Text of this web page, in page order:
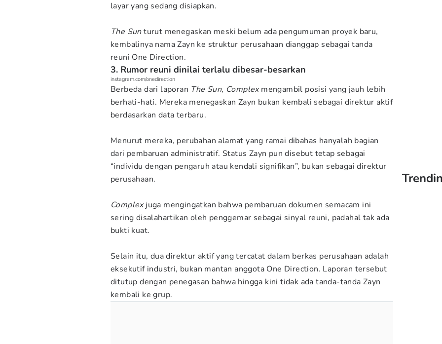
layar yang sedang disiapkan.
The Sunturut menegaskan meski belum ada pengumuman proyek baru,
kembalinya nama Zayn ke struktur perusahaan dianggap sebagai tanda
reuni One Direction.
3. Rumor reuni dinilai terlalu dibesar-besarkan
instagram.com/onedirection
Berbeda dari laporan The Sun, Complexmengambil posisi yang jauh lebih
berhati-hati. Mereka menegaskan Zayn bukan kembali sebagai direktur aktif
berdasarkan data terbaru.
Menurut mereka, perubahan alamat yang ramai dibahas hanyalah bagian
dari pembaruan administratif. Status Zayn pun disebut tetap sebagai
“individu dengan pengaruh atau kendali signifikan”, bukan sebagai direktur
perusahaan.
Complexjuga mengingatkan bahwa pembaruan dokumen semacam ini
sering disalahartikan oleh penggemar sebagai sinyal reuni, padahal tak ada
bukti kuat.
Selain itu, dua direktur aktif yang tercatat dalam berkas perusahaan adalah
eksekutif industri, bukan mantan anggota One Direction. Laporan tersebut
ditutup dengan penegasan bahwa hingga kini tidak ada tanda-tanda Zayn
kembali ke grup.